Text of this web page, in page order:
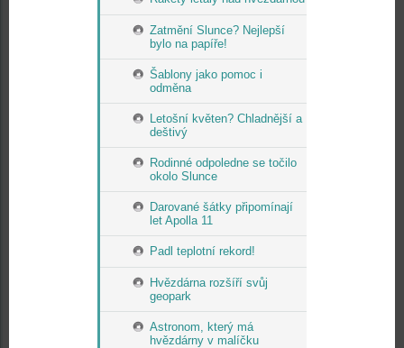
Zatmění Slunce? Nejlepší
bylo na papíře!
Šablony jako pomoc i
odměna
Letošní květen? Chladnější a
deštivý
Rodinné odpoledne se točilo
okolo Slunce
Darované šátky připomínají
let Apolla 11
Padl teplotní rekord!
Hvězdárna rozšíří svůj
geopark
Astronom, který má
hvězdárny v malíčku